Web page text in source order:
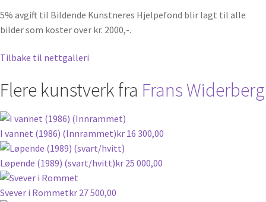
(Innrammet)
antall
5% avgift til Bildende Kunstneres Hjelpefond blir lagt til alle
bilder som koster over kr. 2000,-.
Tilbake til nettgalleri
Flere kunstverk fra Frans Widerberg
I vannet (1986) (Innrammet)kr 16 300,00
Løpende (1989) (svart/hvitt)kr 25 000,00
Svever i Rommetkr 27 500,00